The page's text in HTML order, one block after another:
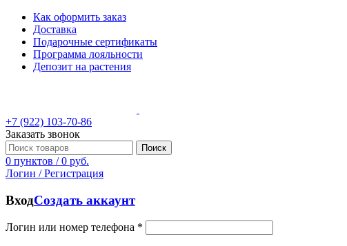
Как оформить заказ
Доставка
Подарочные сертификаты
Программа лояльности
Депозит на растения
+7 (922) 103-70-86
Заказать звонок
Поиск
0 пунктов / 0 руб.
Логин / Регистрация
ВходСоздать аккаунт
Логин или номер телефона *